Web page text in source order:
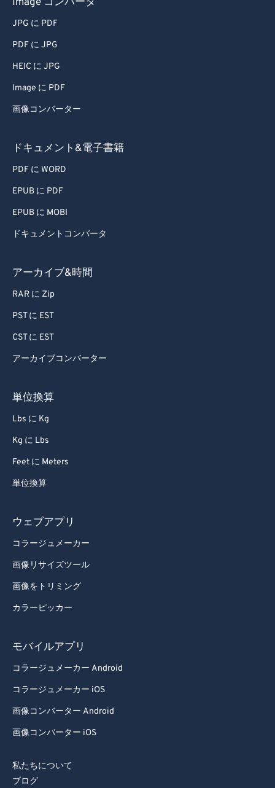
JPG に PDF
PDF に JPG
HEIC に JPG
Image に PDF
画像コンバーター
ドキュメント&電子書籍
PDF に WORD
EPUB に PDF
EPUB に MOBI
ドキュメントコンバータ
アーカイブ&時間
RAR に Zip
PST に EST
CST に EST
アーカイブコンバーター
単位換算
Lbs に Kg
Kg に Lbs
Feet に Meters
単位換算
ウェブアプリ
コラージュメーカー
画像リサイズツール
画像をトリミング
カラーピッカー
モバイルアプリ
コラージュメーカー Android
コラージュメーカー iOS
画像コンバーター Android
画像コンバーター iOS
私たちについて
ブログ